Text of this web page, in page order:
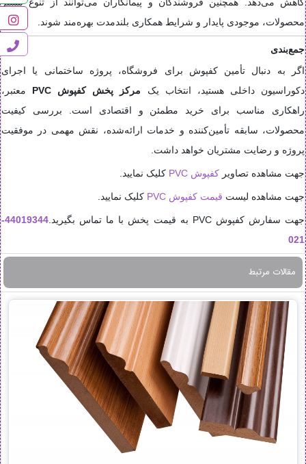
کاهش می‌دهد. همچنین فروشندگان و پیمانکاران می‌توانند از تنوع بیشتر
محصولات، موجودی پایدار و شرایط همکاری بلندمدت بهره‌مند شوند.
جمع‌بندی
اگر به دنبال تأمین کفپوش برای فروشگاه، پروژه ساختمانی یا اجرای
دکوراسیون داخلی هستید، انتخاب یک مرکز پخش کفپوش PVC
معتبر،
راهکاری مناسب برای خرید مطمئن و اقتصادی است. بررسی کیفیت
محصولات، سابقه تأمین‌کننده و خدمات ارائه‌شده، نقش مهمی در موفقیت
پروژه و رضایت مشتریان خواهد داشت.
جهت مشاهده تصاویر کفپوش PVC کلیک نمایید.
جهت مشاهده لیست قیمت کفپوش PVC کلیک نمایید.
جهت سفارش کفپوش PVC به قیمت پخش با ما تماس بگیرید.
44019344-
021
مقالات مرتبط